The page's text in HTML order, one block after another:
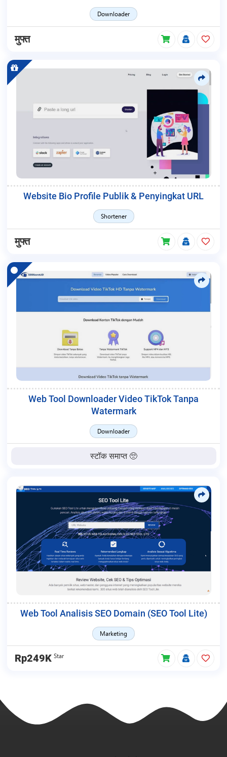
Downloader
मुफ्त
Website Bio Profile Publik & Penyingkat URL
Shortener
मुफ्त
Web Tool Downloader Video TikTok Tanpa
Watermark
Downloader
स्टॉक समाप्त 🥺
Web Tool Analisis SEO Domain (SEO Tool Lite)
Marketing
Rp249K Star